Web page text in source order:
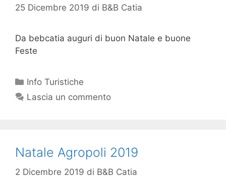
25 Dicembre 2019 di B&B Catia
Da bebcatia auguri di buon Natale e buone
Feste
Info Turistiche
Lascia un commento
Natale Agropoli 2019
2 Dicembre 2019 di B&B Catia